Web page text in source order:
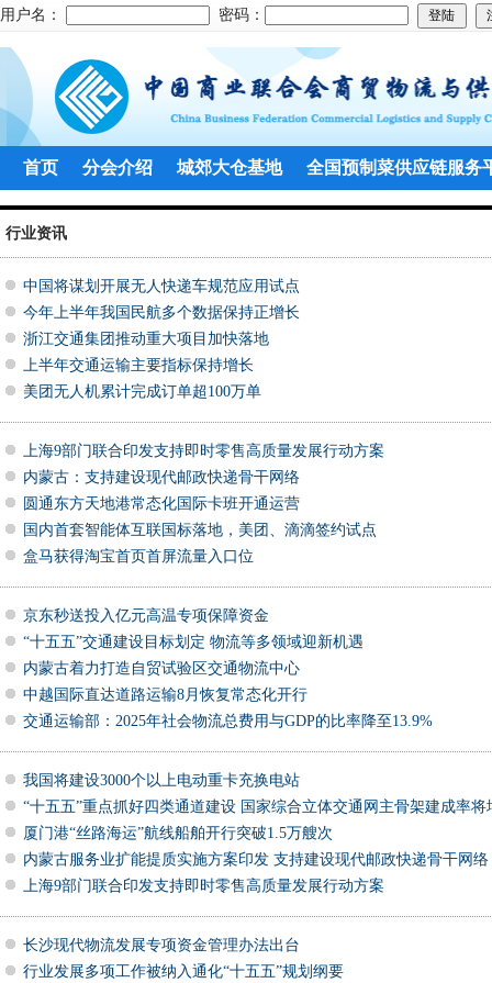
用户名： 密码：
首页 分会介绍 城郊大仓基地 全国预制菜供应链服务
行业资讯
中国将谋划开展无人快递车规范应用试点
今年上半年我国民航多个数据保持正增长
浙江交通集团推动重大项目加快落地
上半年交通运输主要指标保持增长
美团无人机累计完成订单超100万单
上海9部门联合印发支持即时零售高质量发展行动方案
内蒙古：支持建设现代邮政快递骨干网络
圆通东方天地港常态化国际卡班开通运营
国内首套智能体互联国标落地，美团、滴滴签约试点
盒马获得淘宝首页首屏流量入口位
​京东秒送投入亿元高温专项保障资金
“十五五”交通建设目标划定 物流等多领域迎新机遇
内蒙古着力打造自贸试验区交通物流中心
中越国际直达道路运输8月恢复常态化开行
交通运输部：2025年社会物流总费用与GDP的比率降至13.9%
我国将建设3000个以上电动重卡充换电站
“十五五”重点抓好四类通道建设 国家综合立体交通网主骨架建成率将
厦门港“丝路海运”航线船舶开行突破1.5万艘次
内蒙古服务业扩能提质实施方案印发 支持建设现代邮政快递骨干网络
上海9部门联合印发支持即时零售高质量发展行动方案
长沙现代物流发展专项资金管理办法出台
行业发展多项工作被纳入通化“十五五”规划纲要